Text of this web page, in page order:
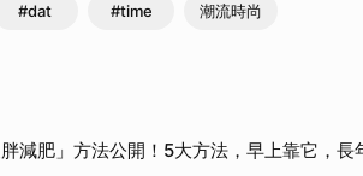
#dat #time 潮流時尚
減肥」方法公開！5大方法，早上靠它，